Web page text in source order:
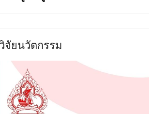
จัยนวัตกรรม